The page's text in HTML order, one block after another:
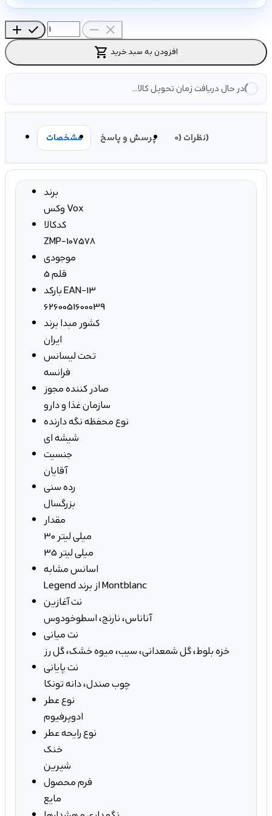
add check remove close
shopping_cart افزودن به سبد خرید
در حال دریافت زمان تحویل کالا...
مشخصات پرسش و پاسخ نظرات (0)
برند
وکس Vox
کدکالا
ZMP-107578
موجودی
5 قلم
بارکد EAN-13
6260051600039
کشور مبدا برند
ایران
تحت لیسانس
فرانسه
صادر کننده مجوز
سازمان غذا و دارو
نوع محفظه نگه دارنده
شیشه ای
جنسیت
آقایان
رده سنی
بزرگسال
مقدار
30 میلی لیتر
35 میلی لیتر
اسانس مشابه
Legend از برند Montblanc
نت آغازین
آناناس، نارنج، اسطوخودوس
نت میانی
خزه بلوط، گل شمعدانی، سیب، میوه خشک، گل رز
نت پایانی
چوب صندل، دانه تونکا
نوع عطر
ادوپرفیوم
نوع رایحه عطر
خنک
شیرین
فرم محصول
مایع